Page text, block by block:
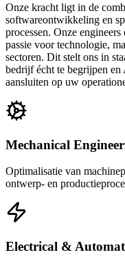
Onze kracht ligt in de
softwareontwikkeling en
processen. Onze
passie voor technologie,
sectoren. Dit stelt ons in
bedrijf écht te begrijpen
aansluiten op uw
Mechanical
Optimalisatie van
ontwerp- en
Electrical &